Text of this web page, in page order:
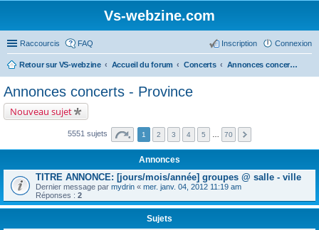
Vs-webzine.com
Raccourcis FAQ Connexion
Inscription
Retour sur VS-webzine Accueil du forum Concerts Annonces concerts - Province
Annonces concerts - Province
Nouveau sujet
5551 sujets 1 2 3 4 5 70
Annonces
TITRE ANNONCE: [jours/mois/année] groupes @ salle - ville
Dernier message par mydrin « mer. janv. 04, 2012 11:19 am
Réponses : 2
Sujets